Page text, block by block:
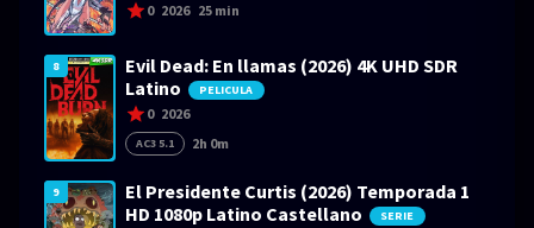
0 2026 25 min
8
Evil Dead: En llamas (2026) 4K UHD SDR
Latino
PELICULA
0 2026
AC3 5.1 2h 0m
9
El Presidente Curtis (2026) Temporada 1
HD 1080p Latino Castellano
SERIE